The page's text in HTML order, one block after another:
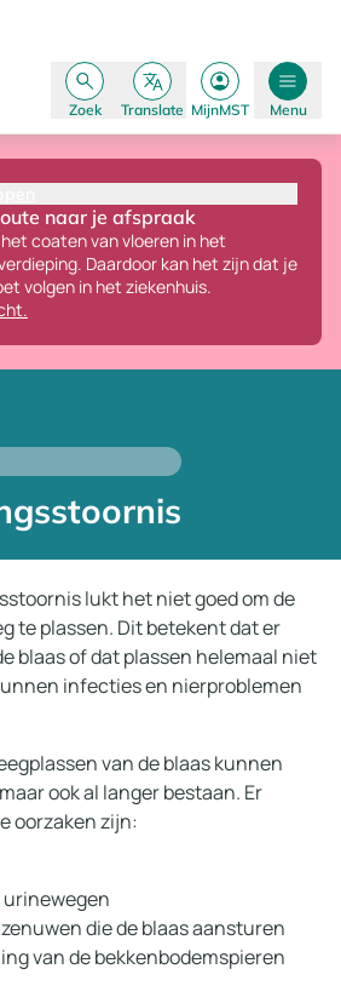
Zoek Translate MijnMST Menu
naar je afspraak
coaten van vloeren in het
Daardoor kan het zijn dat je
volgen in het ziekenhuis.
lukt het niet goed om de
te plassen. Dit betekent dat er
blaas of dat plassen helemaal niet
infecties en nierproblemen
van de blaas kunnen
ook al langer bestaan. Er
oorzaken zijn:
urinewegen
die de blaas aansturen
van de bekkenbodemspieren